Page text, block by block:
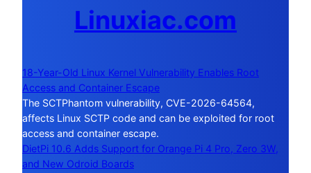
Linuxiac.com
18-Year-Old Linux Kernel Vulnerability Enables Root
Access and Container Escape
The SCTPhantom vulnerability, CVE-2026-64564,
affects Linux SCTP code and can be exploited for root
access and container escape.
DietPi 10.6 Adds Support for Orange Pi 4 Pro, Zero 3W,
and New Odroid Boards